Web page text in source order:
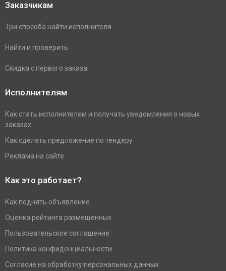
Заказчикам
Три способа найти исполнителя
Найти и проверить
Скидка с первого заказа
Исполнителям
Как стать исполнителем и получать уведомления о новых
заказах
Как сделать предложение по тендеру
Реклама на сайте
Как это работает?
Как поднять объявление
Оценка рейтинга размещенных
Пользовательское соглашение
Политика конфиденциальности
Согласие на обработку персональных данных